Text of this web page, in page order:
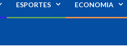
ESPORTES ECONOMIA